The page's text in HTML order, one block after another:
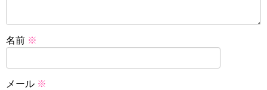
名前 ※
メール ※